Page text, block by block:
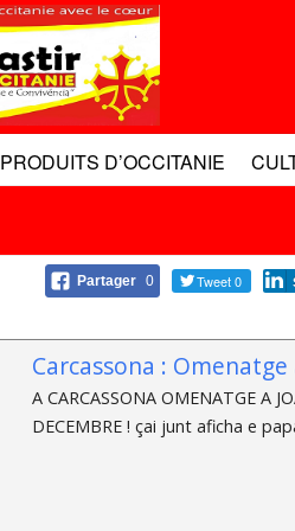
PRODUITS D’OCCITANIE
Partager 0 Tweet 0
Carcassona :
A CARCASSONA OMENATGE A
DECEMBRE ! çai junt aficha e